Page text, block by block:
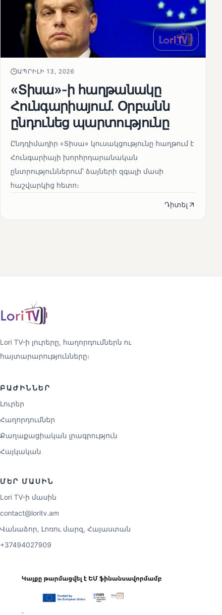
ԱՊՐԻԼԻ 13, 2026
«Տիսա»-ի հաղթանակը
Հունգարիայում․ Օրբանն
ընդունեց պարտությունը
Ընդդիմադիր «Տիսա» կուսակցությունը հաղթում է
Հունգարիայի խորհրդարանական
ընտրություններում՝ ձայների զգալի մասի
հաշվարկից հետո։
Դիտել
Lori TV-ի լուրերը, հաղորդումներն ու
հայտարարությունները։
ԲԱԺԻՆՆԵՐ
Լուրեր
Հաղորդումներ
Քաղաքացիական լրագրություն
Հայկական
ՄԵՐ ՄԱՍԻՆ
Lori TV-ի մասին
contact@loritv.am
Վանաձոր, Լոռու մարզ, Հայաստան
+37494027909